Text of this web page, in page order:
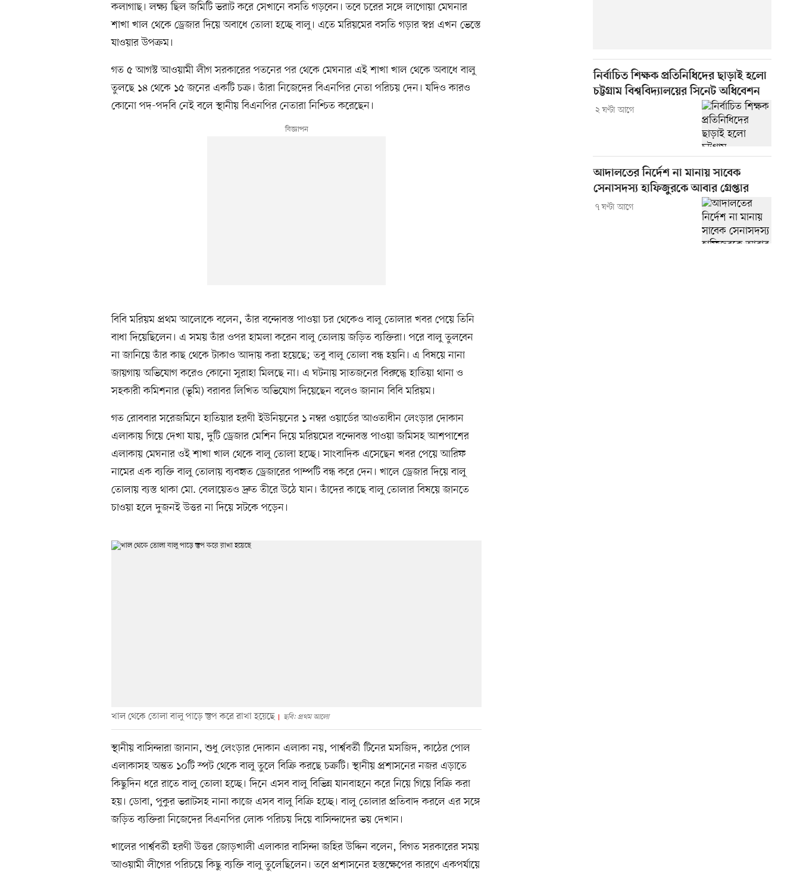
কলাগাছ। লক্ষ্য ছিল জমিটি ভরাট করে সেখানে বসতি গড়বেন। তবে চরের সঙ্গে লাগোয়া মেঘনার
শাখা খাল থেকে ড্রেজার দিয়ে অবাধে তোলা হচ্ছে বালু। এতে মরিয়মের বসতি গড়ার স্বপ্ন এখন ভেস্তে
যাওয়ার উপক্রম।
গত ৫ আগস্ট আওয়ামী লীগ সরকারের পতনের পর থেকে মেঘনার এই শাখা খাল থেকে অবাধে বালু
তুলছে ১৪ থেকে ১৫ জনের একটি চক্র। তাঁরা নিজেদের বিএনপির নেতা পরিচয় দেন। যদিও কারও
কোনো পদ-পদবি নেই বলে স্থানীয় বিএনপির নেতারা নিশ্চিত করেছেন।
বিবি মরিয়ম প্রথম আলোকে বলেন, তাঁর বন্দোবস্ত পাওয়া চর থেকেও বালু তোলার খবর পেয়ে তিনি
বাধা দিয়েছিলেন। এ সময় তাঁর ওপর হামলা করেন বালু তোলায় জড়িত ব্যক্তিরা। পরে বালু তুলবেন
না জানিয়ে তাঁর কাছ থেকে টাকাও আদায় করা হয়েছে; তবু বালু তোলা বন্ধ হয়নি। এ বিষয়ে নানা
জায়গায় অভিযোগ করেও কোনো সুরাহা মিলছে না। এ ঘটনায় সাতজনের বিরুদ্ধে হাতিয়া থানা ও
সহকারী কমিশনার (ভূমি) বরাবর লিখিত অভিযোগ দিয়েছেন বলেও জানান বিবি মরিয়ম।
গত রোববার সরেজমিনে হাতিয়ার হরণী ইউনিয়নের ১ নম্বর ওয়ার্ডের আওতাধীন লেংড়ার দোকান
এলাকায় গিয়ে দেখা যায়, দুটি ড্রেজার মেশিন দিয়ে মরিয়মের বন্দোবস্ত পাওয়া জমিসহ আশপাশের
এলাকায় মেঘনার ওই শাখা খাল থেকে বালু তোলা হচ্ছে। সাংবাদিক এসেছেন খবর পেয়ে আরিফ
নামের এক ব্যক্তি বালু তোলায় ব্যবহৃত ড্রেজারের পাম্পটি বন্ধ করে দেন। খালে ড্রেজার দিয়ে বালু
তোলায় ব্যস্ত থাকা মো. বেলায়েতও দ্রুত তীরে উঠে যান। তাঁদের কাছে বালু তোলার বিষয়ে জানতে
চাওয়া হলে দুজনই উত্তর না দিয়ে সটকে পড়েন।
খাল থেকে তোলা বালু পাড়ে স্তুপ করে রাখা হয়েছে ছবি: প্রথম আলো
স্থানীয় বাসিন্দারা জানান, শুধু লেংড়ার দোকান এলাকা নয়, পার্শ্ববর্তী টিনের মসজিদ, কাঠের পোল
এলাকাসহ অন্তত ১০টি স্পট থেকে বালু তুলে বিক্রি করছে চক্রটি। স্থানীয় প্রশাসনের নজর এড়াতে
কিছুদিন ধরে রাতে বালু তোলা হচ্ছে। দিনে এসব বালু বিভিন্ন যানবাহনে করে নিয়ে গিয়ে বিক্রি করা
হয়। ডোবা, পুকুর ভরাটসহ নানা কাজে এসব বালু বিক্রি হচ্ছে। বালু তোলার প্রতিবাদ করলে এর সঙ্গে
জড়িত ব্যক্তিরা নিজেদের বিএনপির লোক পরিচয় দিয়ে বাসিন্দাদের ভয় দেখান।
খালের পার্শ্ববর্তী হরণী উত্তর জোড়খালী এলাকার বাসিন্দা জহির উদ্দিন বলেন, বিগত সরকারের সময়
আওয়ামী লীগের পরিচয়ে কিছু ব্যক্তি বালু তুলেছিলেন। তবে প্রশাসনের হস্তক্ষেপের কারণে একপর্যায়ে
নির্বাচিত শিক্ষক প্রতিনিধিদের ছাড়াই হলো
চট্টগ্রাম বিশ্ববিদ্যালয়ের সিনেট অধিবেশন
২ ঘণ্টা আগে
আদালতের নির্দেশ না মানায় সাবেক
সেনাসদস্য হাফিজুরকে আবার গ্রেপ্তার
৭ ঘণ্টা আগে